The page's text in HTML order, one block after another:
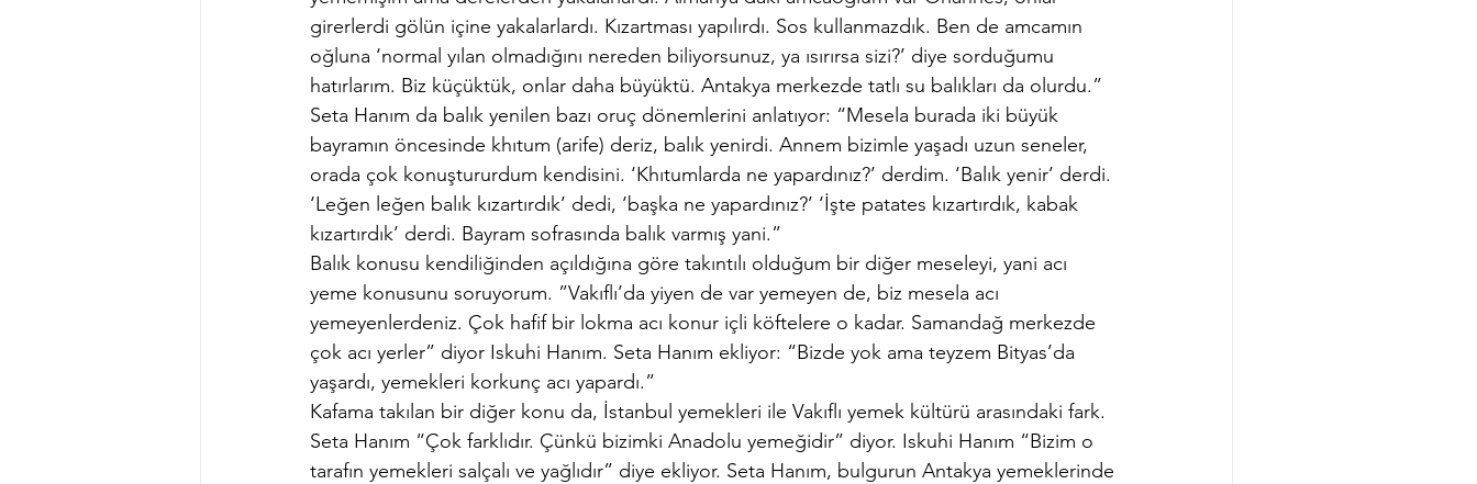
girerlerdi gölün içine yakalarlardı. Kızartması yapılırdı. Sos kullanmazdık. Ben de amcamın
oğluna ‘normal yılan olmadığını nereden biliyorsunuz, ya ısırırsa sizi?’ diye sorduğumu
hatırlarım. Biz küçüktük, onlar daha büyüktü. Antakya merkezde tatlı su balıkları da olurdu.”
Seta Hanım da balık yenilen bazı oruç dönemlerini anlatıyor: “Mesela burada iki büyük
bayramın öncesinde khıtum (arife) deriz, balık yenirdi. Annem bizimle yaşadı uzun seneler,
orada çok konuştururdum kendisini. ‘Khıtumlarda ne yapardınız?’ derdim. ‘Balık yenir’ derdi.
‘Leğen leğen balık kızartırdık’ dedi, ‘başka ne yapardınız?’ ‘İşte patates kızartırdık, kabak
kızartırdık’ derdi. Bayram sofrasında balık varmış yani.”
Balık konusu kendiliğinden açıldığına göre takıntılı olduğum bir diğer meseleyi, yani acı
yeme konusunu soruyorum. ”Vakıflı’da yiyen de var yemeyen de, biz mesela acı
yemeyenlerdeniz. Çok hafif bir lokma acı konur içli köftelere o kadar. Samandağ merkezde
çok acı yerler” diyor Iskuhi Hanım. Seta Hanım ekliyor: “Bizde yok ama teyzem Bityas’da
yaşardı, yemekleri korkunç acı yapardı.”
Kafama takılan bir diğer konu da, İstanbul yemekleri ile Vakıflı yemek kültürü arasındaki fark.
Seta Hanım “Çok farklıdır. Çünkü bizimki Anadolu yemeğidir” diyor. Iskuhi Hanım “Bizim o
tarafın yemekleri salçalı ve yağlıdır” diye ekliyor. Seta Hanım, bulgurun Antakya yemeklerinde